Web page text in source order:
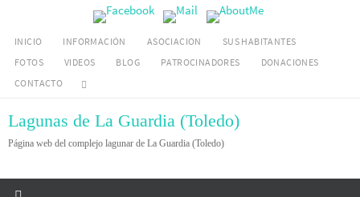
contenido
INICIO INFORMACIÓN ASOCIACION
SUS HABITANTES
FOTOS
VIDEOS BLOG PATROCINADORES
DONACIONES
CONTACTO
Lagunas de La Guardia (Toledo)
Página web del complejo lagunar de La Guardia (Toledo)